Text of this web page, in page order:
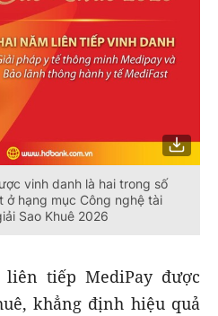
vinh danh là hai trong số
ở hạng mục Công nghệ tài
Sao Khuê 2026
tiếp MediPay được
khẳng định hiệu quả